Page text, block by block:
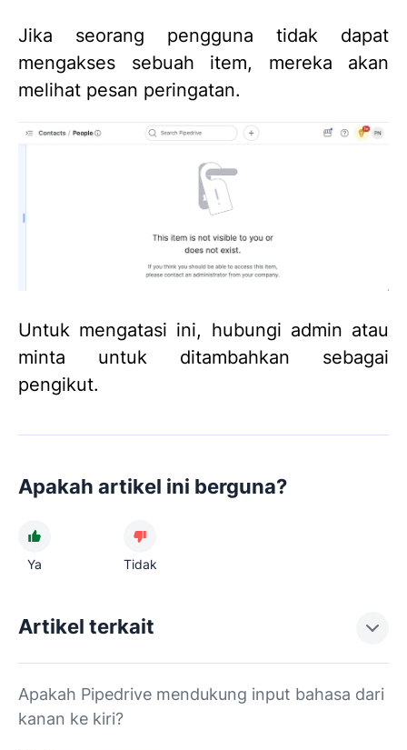
Jika seorang pengguna tidak dapat
mengakses sebuah item, mereka akan
melihat pesan peringatan.
Untuk mengatasi ini, hubungi admin atau
minta untuk ditambahkan sebagai
pengikut.
Apakah artikel ini berguna?
Ya Tidak
Artikel terkait
Apakah Pipedrive mendukung input bahasa dari
kanan ke kiri?